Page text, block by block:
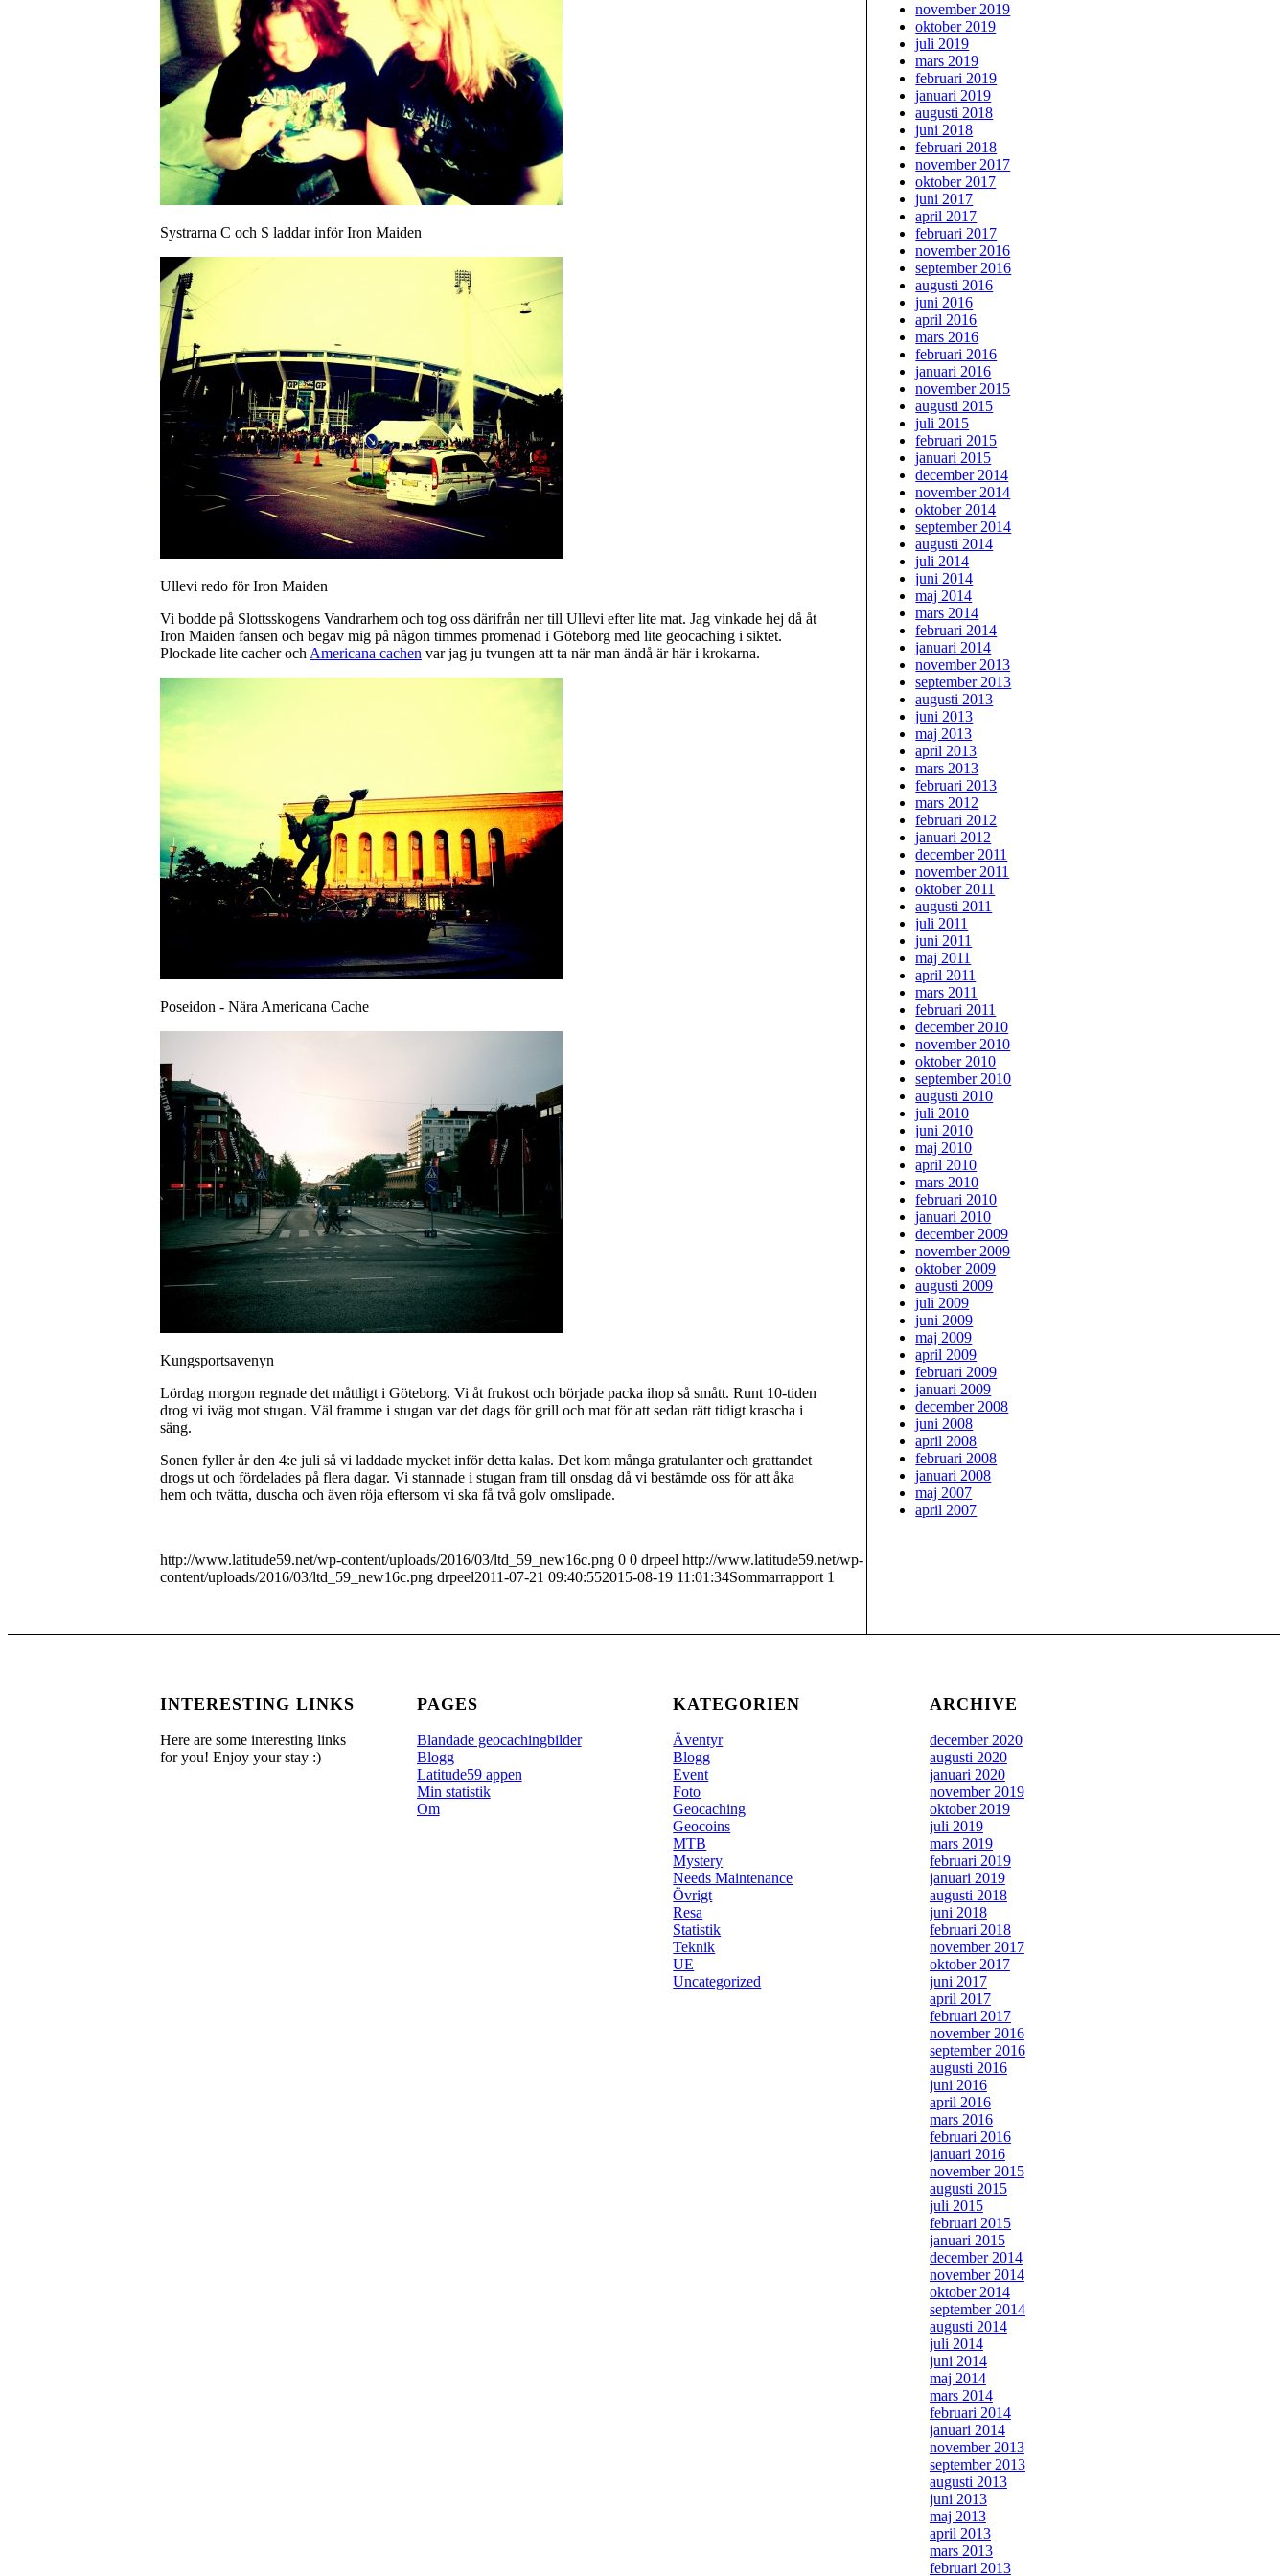
Systrarna C och S laddar inför Iron Maiden
Ullevi redo för Iron Maiden
Vi bodde på Slottsskogens Vandrarhem och tog oss därifrån ner till Ullevi efter lite mat. Jag vinkade hej då åt
Iron Maiden fansen och begav mig på någon timmes promenad i Göteborg med lite geocaching i siktet.
Plockade lite cacher och Americana cachen var jag ju tvungen att ta när man ändå är här i krokarna.
Poseidon - Nära Americana Cache
Kungsportsavenyn
Lördag morgon regnade det måttligt i Göteborg. Vi åt frukost och började packa ihop så smått. Runt 10-tiden
drog vi iväg mot stugan. Väl framme i stugan var det dags för grill och mat för att sedan rätt tidigt krascha i
säng.
Sonen fyller år den 4:e juli så vi laddade mycket inför detta kalas. Det kom många gratulanter och grattandet
drogs ut och fördelades på flera dagar. Vi stannade i stugan fram till onsdag då vi bestämde oss för att åka
hem och tvätta, duscha och även röja eftersom vi ska få två golv omslipade.
http://www.latitude59.net/wp-content/uploads/2016/03/ltd_59_new16c.png 0 0 drpeel http://www.latitude59.net/wp-
content/uploads/2016/03/ltd_59_new16c.png drpeel2011-07-21 09:40:552015-08-19 11:01:34Sommarrapport 1
november 2019
oktober 2019
juli 2019
mars 2019
februari 2019
januari 2019
augusti 2018
juni 2018
februari 2018
november 2017
oktober 2017
juni 2017
april 2017
februari 2017
november 2016
september 2016
augusti 2016
juni 2016
april 2016
mars 2016
februari 2016
januari 2016
november 2015
augusti 2015
juli 2015
februari 2015
januari 2015
december 2014
november 2014
oktober 2014
september 2014
augusti 2014
juli 2014
juni 2014
maj 2014
mars 2014
februari 2014
januari 2014
november 2013
september 2013
augusti 2013
juni 2013
maj 2013
april 2013
mars 2013
februari 2013
mars 2012
februari 2012
januari 2012
december 2011
november 2011
oktober 2011
augusti 2011
juli 2011
juni 2011
maj 2011
april 2011
mars 2011
februari 2011
december 2010
november 2010
oktober 2010
september 2010
augusti 2010
juli 2010
juni 2010
maj 2010
april 2010
mars 2010
februari 2010
januari 2010
december 2009
november 2009
oktober 2009
augusti 2009
juli 2009
juni 2009
maj 2009
april 2009
februari 2009
januari 2009
december 2008
juni 2008
april 2008
februari 2008
januari 2008
maj 2007
april 2007
INTERESTING LINKS
Here are some interesting links
for you! Enjoy your stay :)
PAGES
Blandade geocachingbilder
Blogg
Latitude59 appen
Min statistik
Om
KATEGORIEN
Äventyr
Blogg
Event
Foto
Geocaching
Geocoins
MTB
Mystery
Needs Maintenance
Övrigt
Resa
Statistik
Teknik
UE
Uncategorized
ARCHIVE
december 2020
augusti 2020
januari 2020
november 2019
oktober 2019
juli 2019
mars 2019
februari 2019
januari 2019
augusti 2018
juni 2018
februari 2018
november 2017
oktober 2017
juni 2017
april 2017
februari 2017
november 2016
september 2016
augusti 2016
juni 2016
april 2016
mars 2016
februari 2016
januari 2016
november 2015
augusti 2015
juli 2015
februari 2015
januari 2015
december 2014
november 2014
oktober 2014
september 2014
augusti 2014
juli 2014
juni 2014
maj 2014
mars 2014
februari 2014
januari 2014
november 2013
september 2013
augusti 2013
juni 2013
maj 2013
april 2013
mars 2013
februari 2013